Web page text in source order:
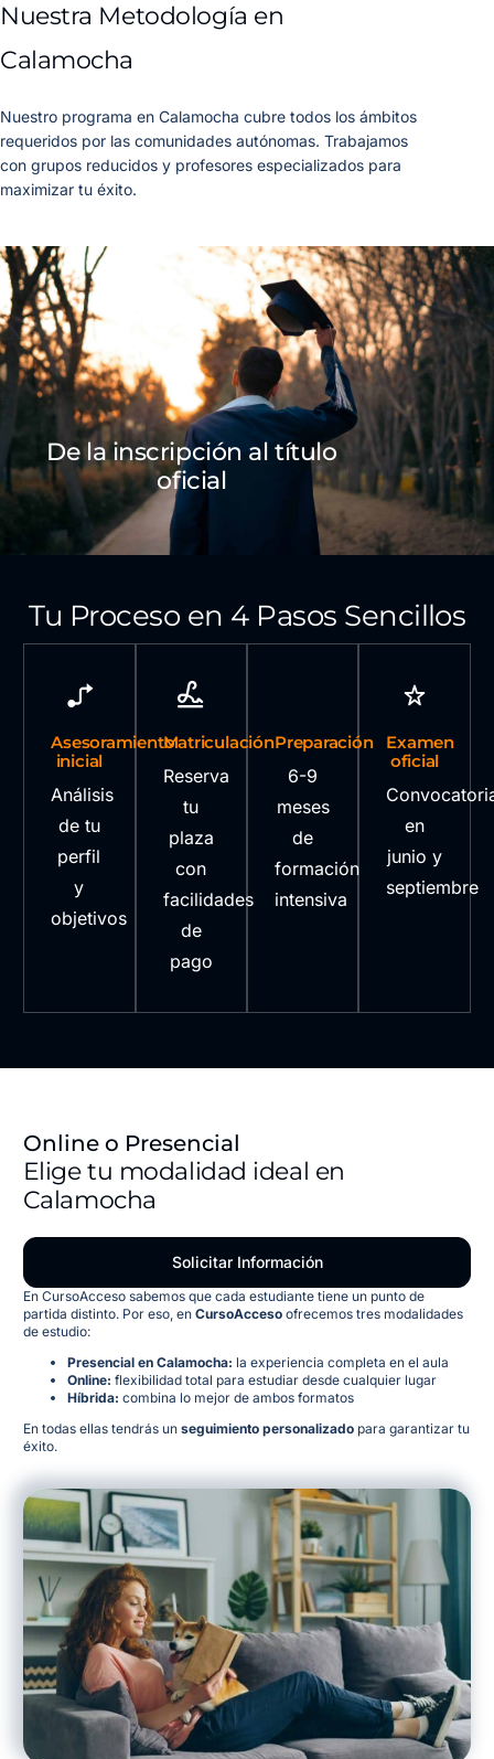
Nuestra Metodología en
Calamocha
Nuestro programa en Calamocha cubre todos los ámbitos
requeridos por las comunidades autónomas. Trabajamos
con grupos reducidos y profesores especializados para
maximizar tu éxito.
De la inscripción al título
oficial
Tu Proceso en 4 Pasos Sencillos
Asesoramiento
inicial
Análisis
de tu
perfil
y
objetivos
Matriculación
Reserva
tu
plaza
con
facilidades
de
pago
Preparación
6-9
meses
de
formación
intensiva
Examen
oficial
en
junio y
septiembre
Online o Presencial
Elige tu modalidad ideal en
Calamocha
Solicitar Información
En CursoAcceso sabemos que cada estudiante tiene un punto de
partida distinto. Por eso, en CursoAccesoofrecemos tres modalidades
de estudio:
Presencial en Calamocha: la experiencia completa en el aula
Online: flexibilidad total para estudiar desde cualquier lugar
Híbrida: combina lo mejor de ambos formatos
En todas ellas tendrás un seguimiento personalizadopara garantizar tu
éxito.